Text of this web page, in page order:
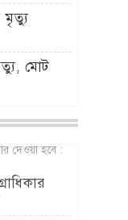
মৃত্যু
মোট